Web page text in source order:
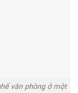
văn phòng ở một